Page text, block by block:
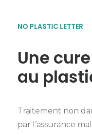
NO PLASTIC LETTER
Une
au
Traitement non
par l’assurance